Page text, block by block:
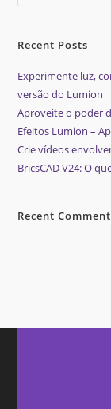
Recent Posts
Experimente luz,
versão do Lumion
Aproveite o poder
Efeitos Lumion –
Crie vídeos
BricsCAD V24: O
Recent